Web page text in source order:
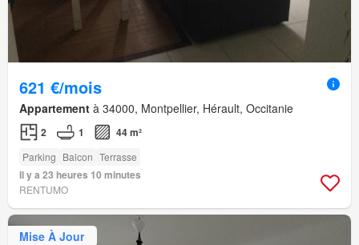
621 €/mois
Appartement à 34000, Montpellier, Hérault, Occitanie
2 1 44 m²
Parking Balcon Terrasse
Il y a 23 heures 10 minutes
RENTUMO
Mise À Jour